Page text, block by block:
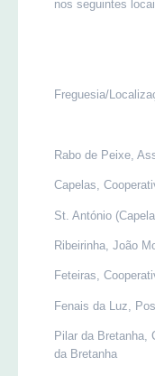
nos seguintes
Freguesia/
Rabo de Peixe,
Capelas,
St. António
Ribeirinha, João
Feteiras,
Fenais da Luz,
Pilar da Bretanha,
da Bretanha